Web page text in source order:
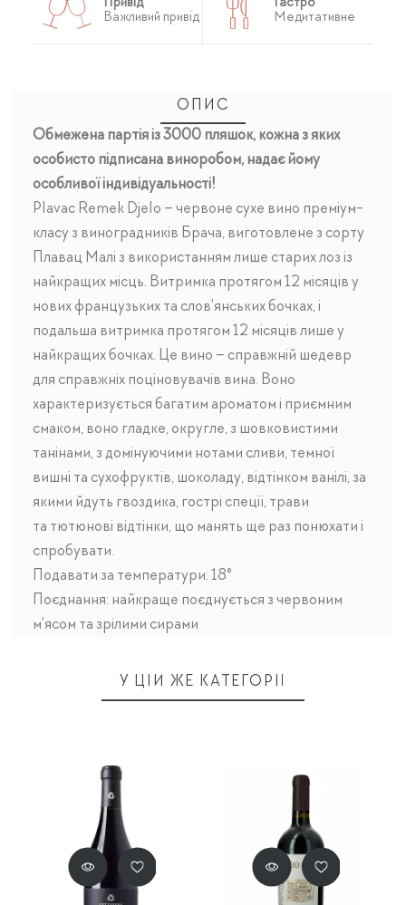
Привід
Важливий привід
Гастро
Медитативне
ОПИС
Обмежена партія із 3000 пляшок, кожна з яких
особисто підписана виноробом, надає йому
особливої ​​індивідуальності!
Plavac Remek Djelo – червоне сухе вино преміум-
класу з виноградників Брача, виготовлене з сорту
Плавац Малі з використанням лише старих лоз із
найкращих місць. Витримка протягом 12 місяців у
нових французьких та слов'янських бочках, і
подальша витримка протягом 12 місяців лише у
найкращих бочках. Це вино – справжній шедевр
для справжніх поціновувачів вина. Воно
характеризується багатим ароматом і приємним
смаком, воно гладке, округле, з шовковистими
танінами, з домінуючими нотами сливи, темної
вишні та сухофруктів, шоколаду, відтінком ванілі, за
якими йдуть гвоздика, гострі спеції, трави
та тютюнові відтінки, що манять ще раз понюхати і
спробувати.
Подавати за температури: 18°
Поєднання: найкраще поєднується з червоним
м'ясом та зрілими сирами
У ЦІЙ ЖЕ КАТЕГОРІЇ